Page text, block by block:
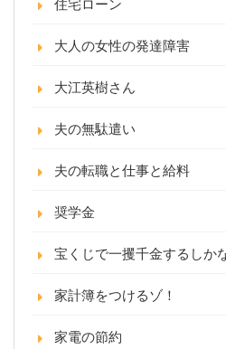
住宅ローン
大人の女性の発達障害
大江英樹さん
夫の無駄遣い
夫の転職と仕事と給料
奨学金
宝くじで一攫千金するしか
家計簿をつけるゾ！
家電の節約